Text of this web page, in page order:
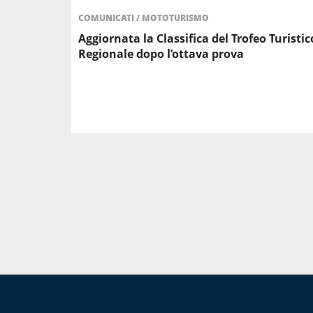
COMUNICATI/ MOTOTURISMO
Aggiornata la Classifica del Trofeo
Regionale dopo l’ottava prova